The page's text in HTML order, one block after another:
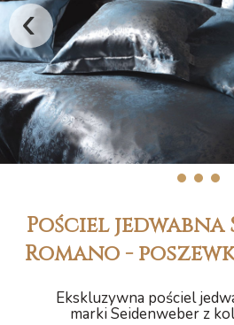
‹
1 2 3
Pościel jedwabna
Romano -
Ekskluzywna pościel
marki Seidenweber z